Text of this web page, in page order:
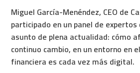
Miguel García-Menéndez, CEO de
participado en un panel de
asunto de plena actualidad: cómo
continuo cambio, en un entorno en
financiera es cada vez más digital.